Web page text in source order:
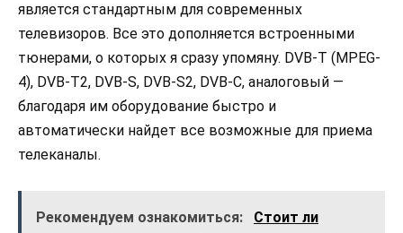
является стандартным для современных
телевизоров. Все это дополняется встроенными
тюнерами, о которых я сразу упомяну. DVB-T (MPEG-
4), DVB-T2, DVB-S, DVB-S2, DVB-C, аналоговый —
благодаря им оборудование быстро и
автоматически найдет все возможные для приема
телеканалы.
Рекомендуем ознакомиться:
Стоит ли